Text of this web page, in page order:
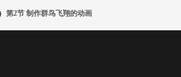
第2节 制作群鸟飞翔的动画